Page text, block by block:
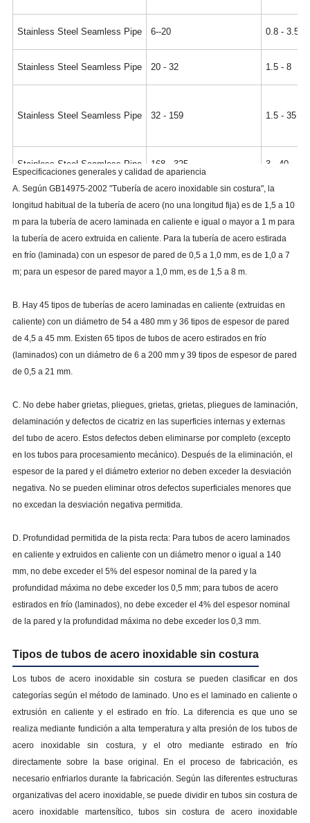
Stainless Steel Seamless Pipe 6--20 0.8 - 3.5
Stainless Steel Seamless Pipe 20 - 32 1.5 - 8
Stainless Steel Seamless Pipe 32 - 159 1.5 - 35
Stainless Steel Seamless Pipe 168 - 325 3 - 40
Stainless Steel Seamless Pipe 325 - 830 5.5 - 45
Especificaciones generales y calidad de apariencia
A. Según GB14975-2002 "Tubería de acero inoxidable sin costura", la
longitud habitual de la tubería de acero (no una longitud fija) es de 1,5 a 10
m para la tubería de acero laminada en caliente e igual o mayor a 1 m para
la tubería de acero extruida en caliente. Para la tubería de acero estirada
en frío (laminada) con un espesor de pared de 0,5 a 1,0 mm, es de 1,0 a 7
m; para un espesor de pared mayor a 1,0 mm, es de 1,5 a 8 m.
B. Hay 45 tipos de tuberías de acero laminadas en caliente (extruidas en
caliente) con un diámetro de 54 a 480 mm y 36 tipos de espesor de pared
de 4,5 a 45 mm. Existen 65 tipos de tubos de acero estirados en frío
(laminados) con un diámetro de 6 a 200 mm y 39 tipos de espesor de pared
de 0,5 a 21 mm.
C. No debe haber grietas, pliegues, grietas, grietas, pliegues de laminación,
delaminación y defectos de cicatriz en las superficies internas y externas
del tubo de acero. Estos defectos deben eliminarse por completo (excepto
en los tubos para procesamiento mecánico). Después de la eliminación, el
espesor de la pared y el diámetro exterior no deben exceder la desviación
negativa. No se pueden eliminar otros defectos superficiales menores que
no excedan la desviación negativa permitida.
D. Profundidad permitida de la pista recta: Para tubos de acero laminados
en caliente y extruidos en caliente con un diámetro menor o igual a 140
mm, no debe exceder el 5% del espesor nominal de la pared y la
profundidad máxima no debe exceder los 0,5 mm; para tubos de acero
estirados en frío (laminados), no debe exceder el 4% del espesor nominal
de la pared y la profundidad máxima no debe exceder los 0,3 mm.
Tipos de tubos de acero inoxidable sin costura
Los tubos de acero inoxidable sin costura se pueden clasificar en dos
categorías según el método de laminado. Uno es el laminado en caliente o
extrusión en caliente y el estirado en frío. La diferencia es que uno se
realiza mediante fundición a alta temperatura y alta presión de los tubos de
acero inoxidable sin costura, y el otro mediante estirado en frío
directamente sobre la base original. En el proceso de fabricación, es
necesario enfriarlos durante la fabricación. Según las diferentes estructuras
organizativas del acero inoxidable, se puede dividir en tubos sin costura de
acero inoxidable martensítico, tubos sin costura de acero inoxidable